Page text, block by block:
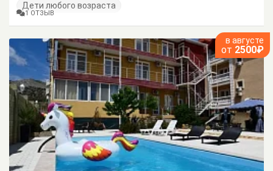
Дети любого возраста
1 ОТЗЫВ
в августе
от 2500₽